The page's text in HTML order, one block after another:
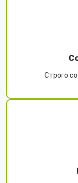
Строго